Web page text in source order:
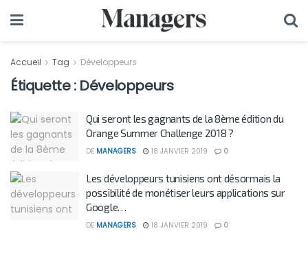
Accueil Tag Développeurs
Étiquette : Développeurs
Qui seront les gagnants de la 8ème édition du
Orange Summer Challenge 2018 ?
DE MANAGERS 18 JANVIER 2019 0
Les développeurs tunisiens ont désormais la
possibilité de monétiser leurs applications sur
Google…
DE MANAGERS 18 JANVIER 2019 0